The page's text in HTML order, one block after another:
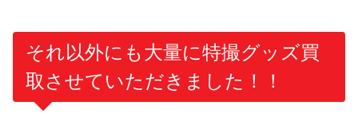
それ以外にも大量に特撮グッズ買
取させていただきました！！